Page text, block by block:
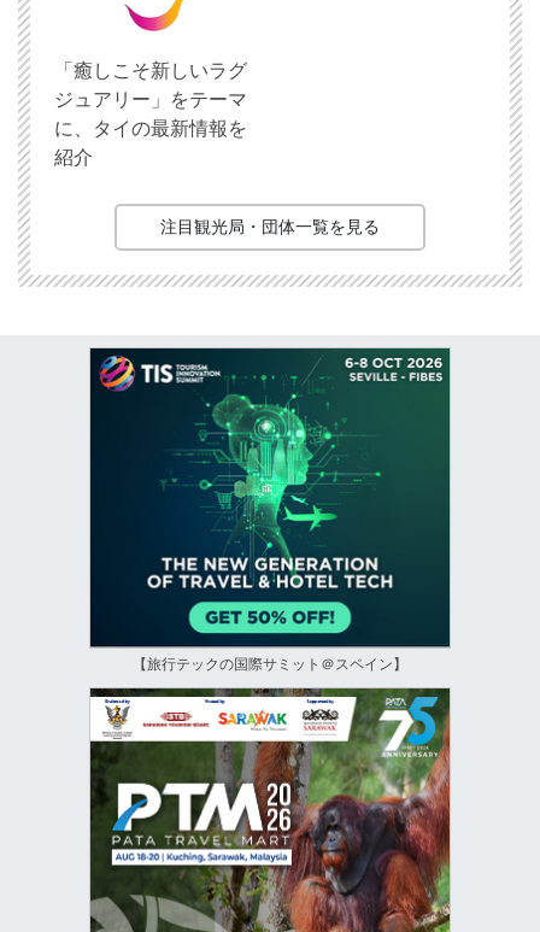
「癒しこそ新しいラグ
ジュアリー」をテーマ
に、タイの最新情報を
紹介
注目観光局・団体一覧を見る
【旅行テックの国際サミット＠スペイン】